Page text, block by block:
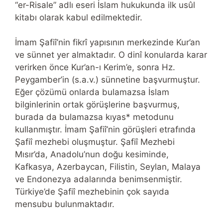
“er-Risale” adlı eseri İslam hukukunda ilk usûl
kitabı olarak kabul edilmektedir.
İmam Şafiî’nin fikrî yapısının merkezinde Kur’an
ve sünnet yer almaktadır. O dinî konularda karar
verirken önce Kur’an-ı Kerim’e, sonra Hz.
Peygamber’in (s.a.v.) sünnetine başvurmuştur.
Eğer çözümü onlarda bulamazsa İslam
bilginlerinin ortak görüşlerine başvurmuş,
burada da bulamazsa kıyas* metodunu
kullanmıştır. İmam Şafiî’nin görüşleri etrafında
Şafiî mezhebi oluşmuştur. Şafiî Mezhebi
Mısır’da, Anadolu’nun doğu kesiminde,
Kafkasya, Azerbaycan, Filistin, Seylan, Malaya
ve Endonezya adalarında benimsenmiştir.
Türkiye’de Şafiî mezhebinin çok sayıda
mensubu bulunmaktadır.